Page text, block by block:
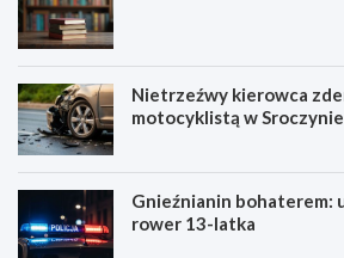
Nietrzeźwy kierowca
motocyklistą w Sroczynie
Gnieźnianin bohaterem:
rower 13-latka